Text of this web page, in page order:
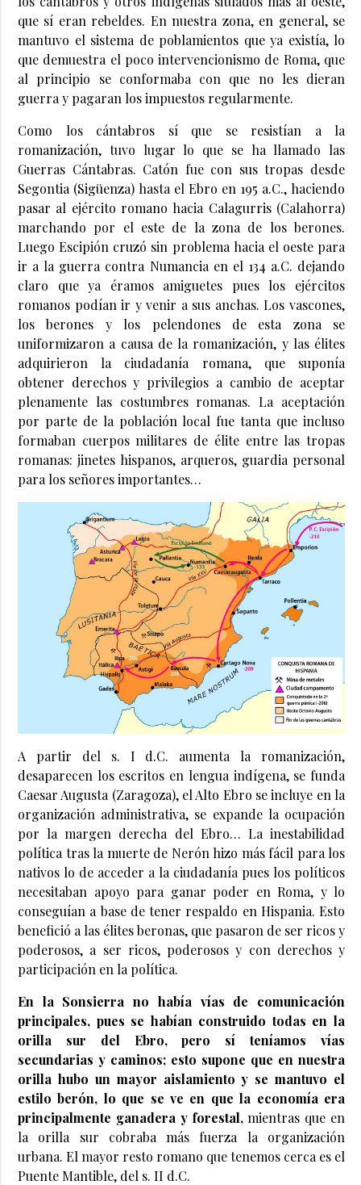
que sí eran rebeldes. En nuestra zona, en general, se
mantuvo el sistema de poblamientos que ya existía, lo
que demuestra el poco intervencionismo de Roma, que
al principio se conformaba con que no les dieran
guerra y pagaran los impuestos regularmente.
Como los cántabros sí que se resistían a la
romanización, tuvo lugar lo que se ha llamado las
Guerras Cántabras. Catón fue con sus tropas desde
Segontia (Sigüenza) hasta el Ebro en 195 a.C., haciendo
pasar al ejército romano hacia Calagurris (Calahorra)
marchando por el este de la zona de los berones.
Luego Escipión cruzó sin problema hacia el oeste para
ir a la guerra contra Numancia en el 134 a.C. dejando
claro que ya éramos amiguetes pues los ejércitos
romanos podían ir y venir a sus anchas. Los vascones,
los berones y los pelendones de esta zona se
uniformizaron a causa de la romanización, y las élites
adquirieron la ciudadanía romana, que suponía
obtener derechos y privilegios a cambio de aceptar
plenamente las costumbres romanas. La aceptación
por parte de la población local fue tanta que incluso
formaban cuerpos militares de élite entre las tropas
romanas: jinetes hispanos, arqueros, guardia personal
para los señores importantes…
A partir del s. I d.C. aumenta la romanización,
desaparecen los escritos en lengua indígena, se funda
Caesar Augusta (Zaragoza), el Alto Ebro se incluye en la
organización administrativa, se expande la ocupación
por la margen derecha del Ebro… La inestabilidad
política tras la muerte de Nerón hizo más fácil para los
nativos lo de acceder a la ciudadanía pues los políticos
necesitaban apoyo para ganar poder en Roma, y lo
conseguían a base de tener respaldo en Hispania. Esto
benefició a las élites beronas, que pasaron de ser ricos y
poderosos, a ser ricos, poderosos y con derechos y
participación en la política.
En la Sonsierra no había vías de comunicación
principales, pues se habían construido todas en la
orilla sur del Ebro, pero sí teníamos vías
secundarias y caminos; esto supone que en nuestra
orilla hubo un mayor aislamiento y se mantuvo el
estilo berón, lo que se ve en que la economía era
principalmente ganadera y forestal,mientras que en
la orilla sur cobraba más fuerza la organización
urbana. El mayor resto romano que tenemos cerca es el
Puente Mantible, del s. II d.C.